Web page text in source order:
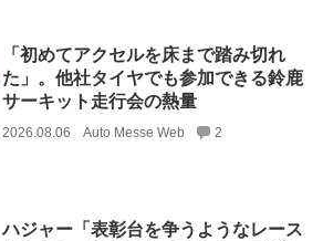
「初めてアクセルを床まで踏み切れ
た」。他社タイヤでも参加できる鈴鹿
サーキット走行会の熱量
2026.08.06 Auto Messe Web 2
ハジャー「表彰台を争うようなレース